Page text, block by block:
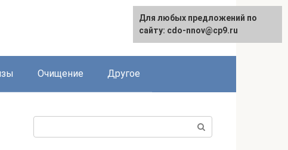
Очищение Другое
Для любых предложений по
сайту: cdo-nnov@cp9.ru